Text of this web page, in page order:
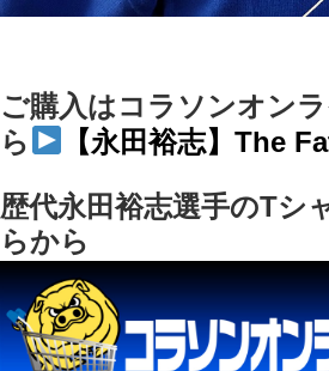
ご購入はコラソンオン
ら
【永田裕志】The
歴代永田裕志選手のTシ
らから